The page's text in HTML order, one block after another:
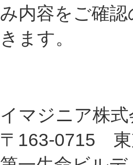
み内容をご確
きます。
イマジニア株式
〒163-0715